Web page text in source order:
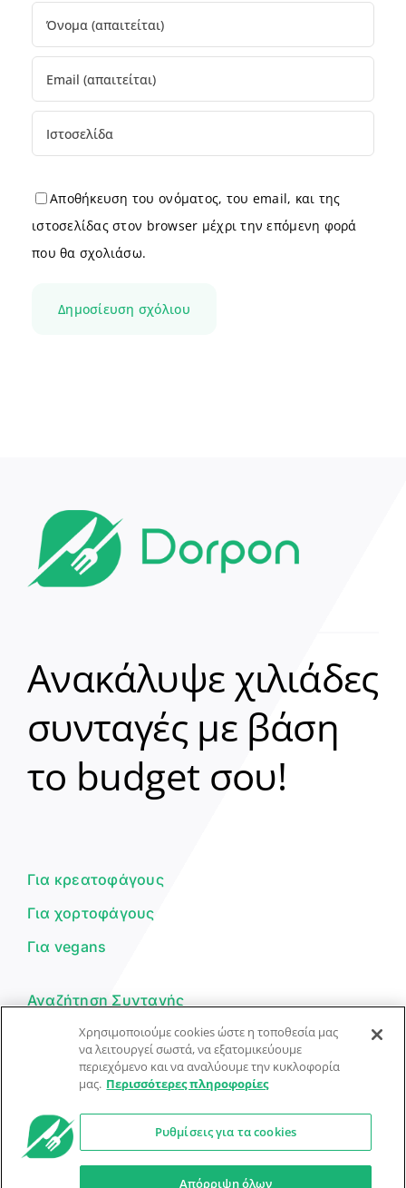
Αποθήκευση του ονόματος, του email, και της
ιστοσελίδας στον browser μέχρι την επόμενη φορά
που θα σχολιάσω.
Ανακάλυψε χιλιάδες
συνταγές με βάση
το budget σου!
Για κρεατοφάγους
Για χορτοφάγους
Για vegans
Αναζήτηση Συνταγής
Υποβολή Συνταγής
Φόρμα Επικοινωνίας
© Dorpon • Μηχανή αναζήτησης για …καλοφαγάδες!
Ο βοηθός μπορεί να κάνει λάθη — ελέγξτε τις συνταγές.
Χρησιμοποιούμε cookies ώστε η τοποθεσία μας
να λειτουργεί σωστά, να εξατομικεύουμε
περιεχόμενο και να αναλύουμε την κυκλοφορία
μας. Περισσότερες πληροφορίες
Ρυθμίσεις για τα cookies
Απόρριψη όλων